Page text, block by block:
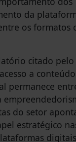
da
os formatos
citado pelo
a
permanece
do setor
estratégico